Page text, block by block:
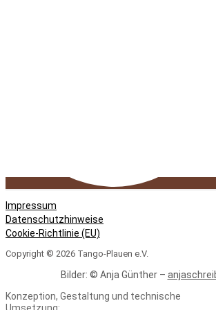
Impressum
Datenschutzhinweise
Cookie-Richtlinie (EU)
Copyright © 2026 Tango-Plauen e.V.
Bilder: © Anja Günther –
Konzeption, Gestaltung und technische